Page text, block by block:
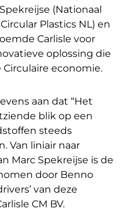
(Nationaal
Plastics NL) en
Carlisle voor
oplossing die
economie.
aan dat “Het
blik op een
steeds
Van liniair naar
Marc Spekreijse is de
door Benno
van deze
CM BV.